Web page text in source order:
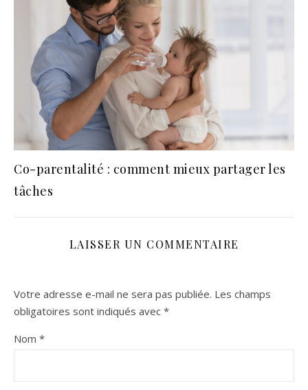
Co-parentalité : comment mieux partager les
tâches
LAISSER UN COMMENTAIRE
Votre adresse e-mail ne sera pas publiée. Les champs
obligatoires sont indiqués avec *
Nom *